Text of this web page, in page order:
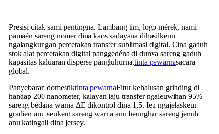
Presisi citak sami pentingna. Lambang tim, logo mérek, nami
pamaén sareng nomer dina kaos sadayana dihasilkeun
ngalangkungan percetakan transfer sublimasi digital. Cina gaduh
stok alat percetakan digital panggedéna di dunya sareng gaduh
kapasitas kaluaran disperse pangluhurna.tinta pewarnasacara
global.
Panyebaran domestiktinta pewarnaFitur kehalusan grinding di
handap 200 nanometer, kalayan laju transfer ngaleuwihan 95%
sareng bédana warna ΔE dikontrol dina 1,5. Ieu ngajelaskeun
gradien anu seukeut sareng warna anu beunghar sareng jenuh
anu katingali dina jersey.